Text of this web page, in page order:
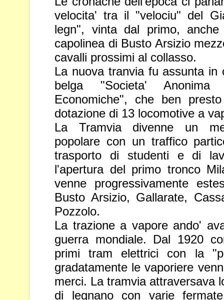
velocita' tra il "velociu" del
legn", vinta dal primo,
capolinea di Busto Arsizio
cavalli prossimi al collasso.
La nuova tranvia fu assunta in
belga "Societa'
Economiche", che ben
dotazione di 13 locomotive a
La Tramvia divenne un
popolare con un traffico
trasporto di studenti e di
l'apertura del primo tronco
venne progressivamente
Busto Arsizio, Gallarate,
Pozzolo.
La trazione a vapore ando'
guerra mondiale. Dal 1920
primi tram elettrici con la
gradatamente le vaporiere
merci. La tramvia attraversava
di legnano con varie